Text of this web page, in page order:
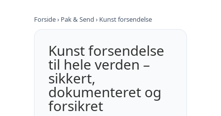
Forside› Pak & Send › Kunst forsendelse
Kunst forsendelse
til hele verden –
sikkert,
dokumenteret og
forsikret